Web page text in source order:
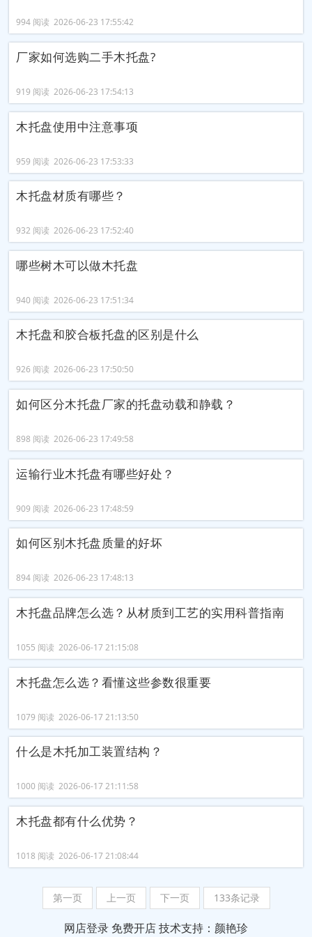
994 阅读 2026-06-23 17:55:42
厂家如何选购二手木托盘?
919 阅读 2026-06-23 17:54:13
木托盘使用中注意事项
959 阅读 2026-06-23 17:53:33
木托盘材质有哪些？
932 阅读 2026-06-23 17:52:40
哪些树木可以做木托盘
940 阅读 2026-06-23 17:51:34
木托盘和胶合板托盘的区别是什么
926 阅读 2026-06-23 17:50:50
如何区分木托盘厂家的托盘动载和静载？
898 阅读 2026-06-23 17:49:58
运输行业木托盘有哪些好处？
909 阅读 2026-06-23 17:48:59
如何区别木托盘质量的好坏
894 阅读 2026-06-23 17:48:13
木托盘品牌怎么选？从材质到工艺的实用科普指南
1055 阅读 2026-06-17 21:15:08
木托盘怎么选？看懂这些参数很重要
1079 阅读 2026-06-17 21:13:50
什么是木托加工装置结构？
1000 阅读 2026-06-17 21:11:58
木托盘都有什么优势？
1018 阅读 2026-06-17 21:08:44
第一页 上一页 下一页 133条记录
网店登录 免费开店技术支持：颜艳珍